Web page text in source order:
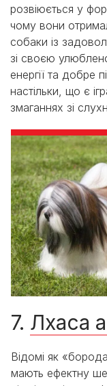
розвіюється у
чому вони
собаки із
зі своєю
енергії та добре
настільки, що є
змаганнях зі
7. Лхаса
Відомі як
мають ефектну